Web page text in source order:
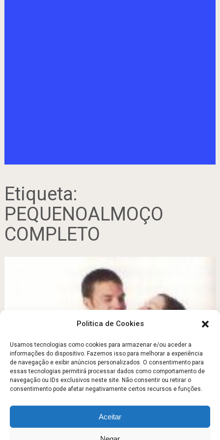
Politica de Cookies
Usamos tecnologias como cookies para armazenar e/ou aceder a
informações do dispositivo. Fazemos isso para melhorar a experiência
de navegação e exibir anúncios personalizados. O consentimento para
essas tecnologias permitirá processar dados como comportamento de
navegação ou IDs exclusivos neste site. Não consentir ou retirar o
consentimento pode afetar negativamente certos recursos e funções.
Aceitar
Etiqueta:
PEQUENOALMOÇO
COMPLETO
Os 10 segredos da felicídade
Fevereiro 26, 2012
Escola FitnessCopyright © 2026.